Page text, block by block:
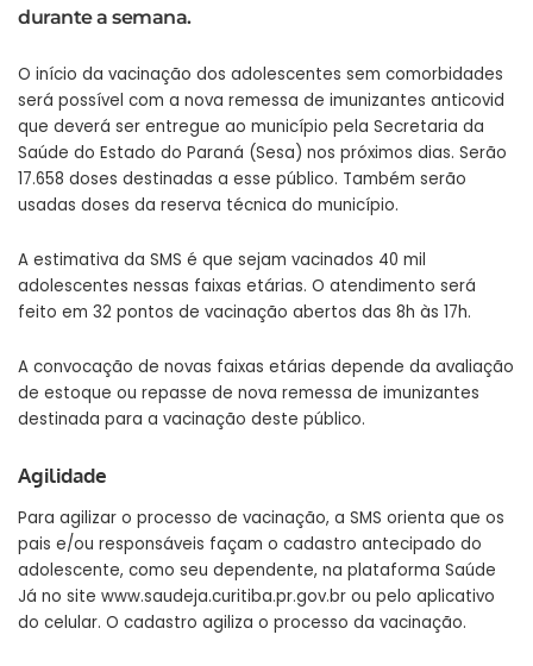
durante a semana.
O início da vacinação dos adolescentes sem comorbidades
será possível com a nova remessa de imunizantes anticovid
que deverá ser entregue ao município pela Secretaria da
Saúde do Estado do Paraná (Sesa) nos próximos dias. Serão
17.658 doses destinadas a esse público. Também serão
usadas doses da reserva técnica do município.
A estimativa da SMS é que sejam vacinados 40 mil
adolescentes nessas faixas etárias. O atendimento será
feito em 32 pontos de vacinação abertos das 8h às 17h.
A convocação de novas faixas etárias depende da avaliação
de estoque ou repasse de nova remessa de imunizantes
destinada para a vacinação deste público.
Agilidade
Para agilizar o processo de vacinação, a SMS orienta que os
pais e/ou responsáveis façam o cadastro antecipado do
adolescente, como seu dependente, na plataforma Saúde
Já no site www.saudeja.curitiba.pr.gov.br ou pelo aplicativo
do celular. O cadastro agiliza o processo da vacinação.